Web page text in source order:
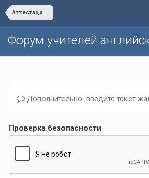
Аттестация и повышение квалификации учителей
Форум учителей
Дополнительно: введите текст
Проверка безопасности